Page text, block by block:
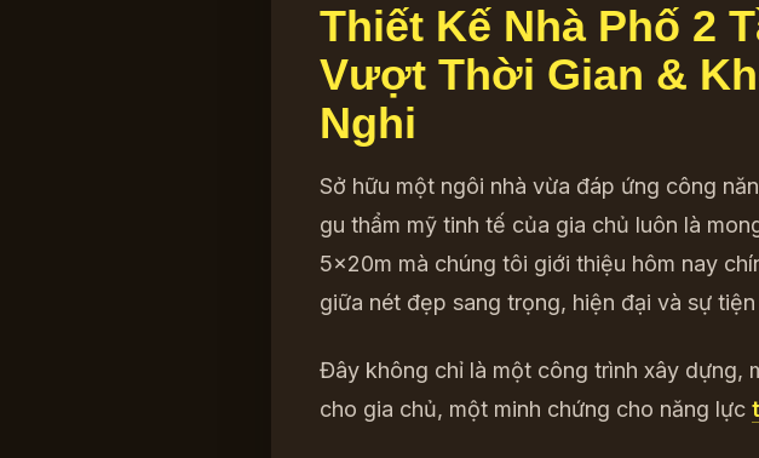
Thiết Kế Nhà Phố 2
Vượt Thời Gian &
Nghi
Sở hữu một ngôi nhà vừa đáp ứng công
gu thẩm mỹ tinh tế của gia chủ luôn là
5x20m mà chúng tôi giới thiệu hôm nay
giữa nét đẹp sang trọng, hiện đại và sự
Đây không chỉ là một công trình xây dựng,
cho gia chủ, một minh chứng cho năng lực